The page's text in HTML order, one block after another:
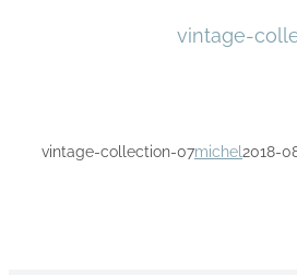
vintage-
vintage-collection-07michel 2018-